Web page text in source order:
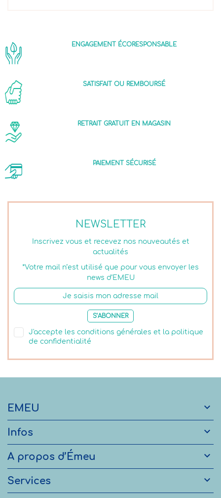
NEWSLETTER
Inscrivez vous et recevez nos nouveautés et
actualités
*Votre mail n’est utilisé que pour vous envoyer les
news d’EMEU
S’ABONNER
J'accepte les conditions générales et la politique
de confidentialité
ENGAGEMENT ÉCORESPONSABLE
SATISFAIT OU REMBOURSÉ
RETRAIT GRATUIT EN MAGASIN
PAIEMENT SÉCURISÉ
EMEU 
Infos 
A propos d’Émeu 
Services 